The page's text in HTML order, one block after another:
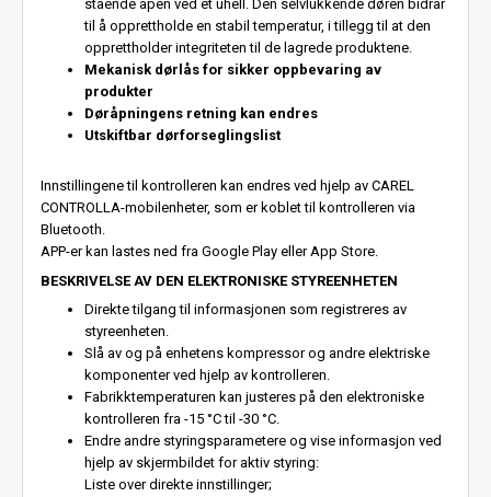
stående åpen ved et uhell. Den selvlukkende døren bidrar
til å opprettholde en stabil temperatur, i tillegg til at den
opprettholder integriteten til de lagrede produktene.
Mekanisk dørlås for sikker oppbevaring av
produkter
Døråpningens retning kan endres
Utskiftbar dørforseglingslist
Innstillingene til kontrolleren kan endres ved hjelp av CAREL
CONTROLLA-mobilenheter, som er koblet til kontrolleren via
Bluetooth.
APP-er kan lastes ned fra Google Play eller App Store.
BESKRIVELSE AV DEN ELEKTRONISKE STYREENHETEN
Direkte tilgang til informasjonen som registreres av
styreenheten.
Slå av og på enhetens kompressor og andre elektriske
komponenter ved hjelp av kontrolleren.
Fabrikktemperaturen kan justeres på den elektroniske
kontrolleren fra -15 °C til -30 °C.
Endre andre styringsparametere og vise informasjon ved
hjelp av skjermbildet for aktiv styring:
Liste over direkte innstillinger;